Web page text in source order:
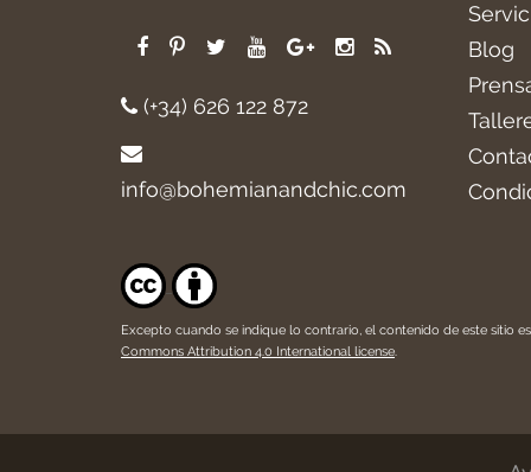
(+34) 626 122 872
info@bohemianandchic.com
Blog
Excepto cuando se indique lo contrario, el contenido de este sitio
Commons Attribution 4.0 International license.